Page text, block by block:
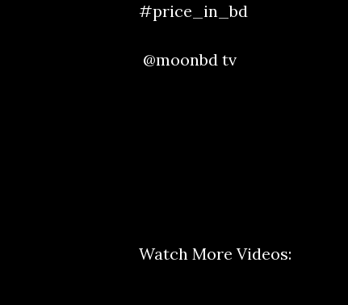
#price_in_bd
@moonbd tv
Watch More Videos: